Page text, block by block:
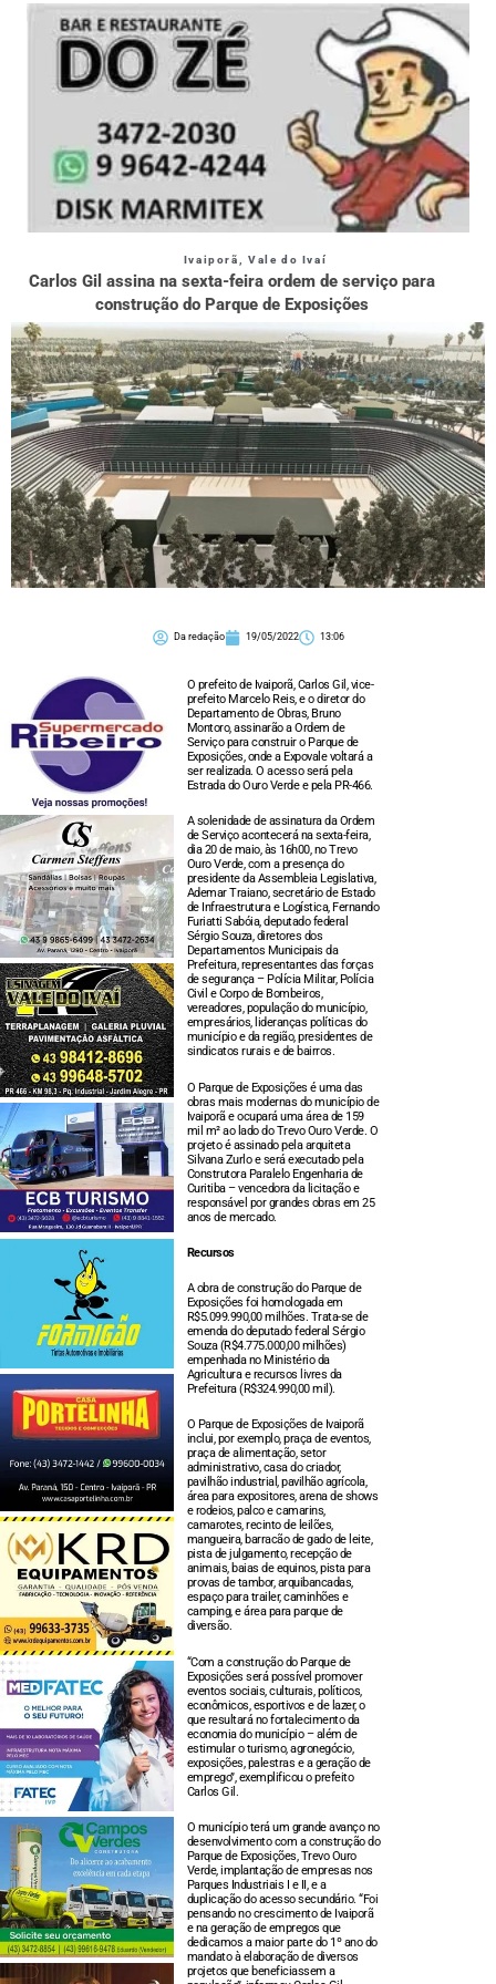
Ivaiporã Vale do Ivaí
Carlos Gil assina na sexta-feira ordem de serviço para
construção do Parque de Exposições
Da redação 19/05/2022 13:06
O prefeito de Ivaiporã, Carlos Gil, vice-
prefeito Marcelo Reis, e o diretor do
Departamento de Obras, Bruno
Montoro, assinarão a Ordem de
Serviço para construir o Parque de
Exposições, onde a Expovale voltará a
ser realizada. O acesso será pela
Estrada do Ouro Verde e pela PR-466.
A solenidade de assinatura da Ordem
de Serviço acontecerá na sexta-feira,
dia 20 de maio, às 16h00, no Trevo
Ouro Verde, com a presença do
presidente da Assembleia Legislativa,
Ademar Traiano, secretário de Estado
de Infraestrutura e Logística, Fernando
Furiatti Sabóia, deputado federal
Sérgio Souza, diretores dos
Departamentos Municipais da
Prefeitura, representantes das forças
de segurança – Polícia Militar, Polícia
Civil e Corpo de Bombeiros,
vereadores, população do município,
empresários, lideranças políticas do
município e da região, presidentes de
sindicatos rurais e de bairros.
O Parque de Exposições é uma das
obras mais modernas do município de
Ivaiporã e ocupará uma área de 159
mil m² ao lado do Trevo Ouro Verde. O
projeto é assinado pela arquiteta
Silvana Zurlo e será executado pela
Construtora Paralelo Engenharia de
Curitiba – vencedora da licitação e
responsável por grandes obras em 25
anos de mercado.
Recursos
A obra de construção do Parque de
Exposições foi homologada em
R$5.099.990,00 milhões. Trata-se de
emenda do deputado federal Sérgio
Souza (R$4.775.000,00 milhões)
empenhada no Ministério da
Agricultura e recursos livres da
Prefeitura (R$324.990,00 mil).
O Parque de Exposições de Ivaiporã
inclui, por exemplo, praça de eventos,
praça de alimentação, setor
administrativo, casa do criador,
pavilhão industrial, pavilhão agrícola,
área para expositores, arena de shows
e rodeios, palco e camarins,
camarotes, recinto de leilões,
mangueira, barracão de gado de leite,
pista de julgamento, recepção de
animais, baias de equinos, pista para
provas de tambor, arquibancadas,
espaço para trailer, caminhões e
camping, e área para parque de
diversão.
“Com a construção do Parque de
Exposições será possível promover
eventos sociais, culturais, políticos,
econômicos, esportivos e de lazer, o
que resultará no fortalecimento da
economia do município – além de
estimular o turismo, agronegócio,
exposições, palestras e a geração de
emprego”, exemplificou o prefeito
Carlos Gil.
O município terá um grande avanço no
desenvolvimento com a construção do
Parque de Exposições, Trevo Ouro
Verde, implantação de empresas nos
Parques Industriais I e II, e a
duplicação do acesso secundário. “Foi
pensando no crescimento de Ivaiporã
e na geração de empregos que
dedicamos a maior parte do 1º ano do
mandato à elaboração de diversos
projetos que beneficiassem a